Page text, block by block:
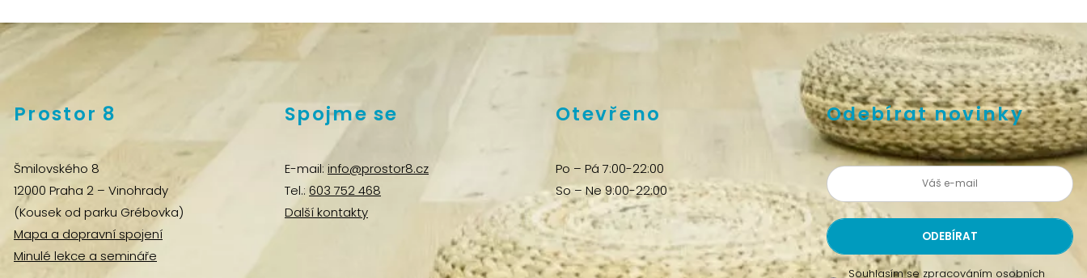
Prostor 8
Šmilovského 8
12000 Praha 2 – Vinohrady
(Kousek od parku Grébovka)
Mapa a dopravní spojení
Minulé lekce a semináře
Spojme se
E-mail: info@prostor8.cz
Tel.: 603 752 468
Další kontakty
Otevřeno
Po – Pá 7:00-22:00
So – Ne 9:00-22:00
Odebírat novinky
Souhlasím se zpracováním osobních